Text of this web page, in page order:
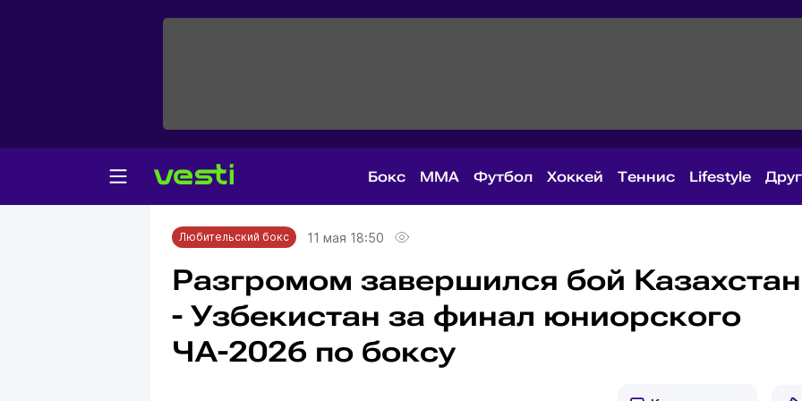
Бокс MMA Футбол Хоккей Теннис Lifestyle
Главная
Любительский бокс
Любительский бокс 11 мая 18:50
Разгромом завершился бой Казахстан
- Узбекистан за финал юниорского
ЧА-2026 по боксу